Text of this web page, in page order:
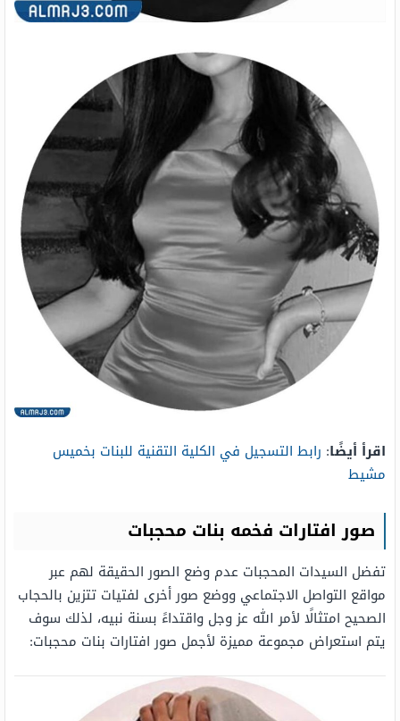
اقرأ أيضًا: رابط التسجيل في الكلية التقنية للبنات بخميس
مشيط
صور افتارات فخمه بنات محجبات
تفضل السيدات المحجبات عدم وضع الصور الحقيقة لهم عبر
مواقع التواصل الاجتماعي ووضع صور أخرى لفتيات تتزين بالحجاب
الصحيح امتثالًا لأمر الله عز وجل واقتداءً بسنة نبيه، لذلك سوف
يتم استعراض مجموعة مميزة لأجمل صور افتارات بنات محجبات: